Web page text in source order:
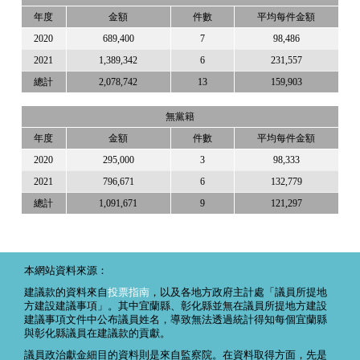
年度 金額 件數 平均每件金額
2020 689,400 7 98,486
2021 1,389,342 6 231,557
總計 2,078,742 13 159,903
無黨籍
年度 金額 件數 平均每件金額
2020 295,000 3 98,333
2021 796,671 6 132,779
總計 1,091,671 9 121,297
本網站資料來源：
建議款的資料來自投票指南 ，以及各地方政府主計處「議員所提地
方建設建議事項」。其中宜蘭縣、彰化縣並無在議員所提地方建設
建議事項文件中公布議員姓名，導致無法透過統計得知每個宜蘭縣
與彰化縣議員在建議款的貢獻。
議員政治獻金細目的資料則是來自監察院。在資料取得方面，先是